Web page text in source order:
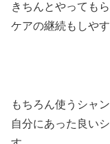
きちんとやっても
ケアの継続もしやす
もちろん使うシャ
自分にあった良い